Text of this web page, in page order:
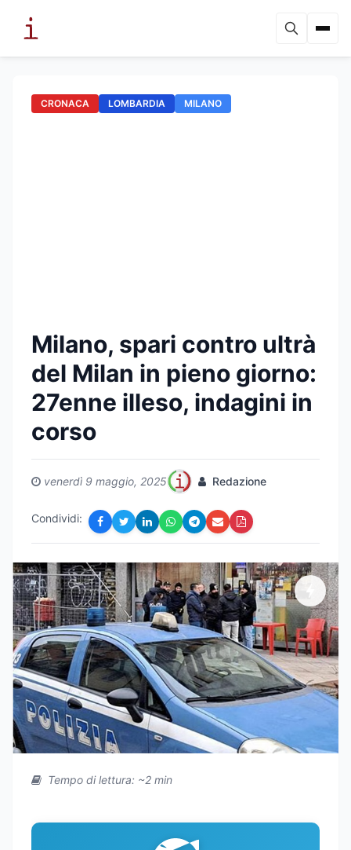
CRONACA LOMBARDIA MILANO
Milano, spari contro ultrà
del Milan in pieno giorno:
27enne illeso, indagini in
corso
venerdì 9 maggio, 2025 Redazione
Condividi:
Tempo di lettura: ~2 min